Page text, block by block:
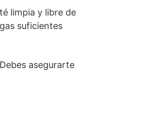
limpia y libre de
suficientes
asegurarte